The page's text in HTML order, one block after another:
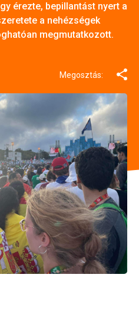
érezte, bepillantást nyert a
a nehézségek
megmutatkozott.
Megosztás: